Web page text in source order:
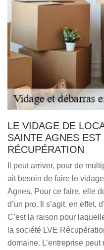
LE VIDAGE DE
SAINTE AGNES
RÉCUPÉRATION
Il peut arriver, pour de
ait besoin de faire le
Agnes. Pour ce faire, elle
d’un pro. Il s’agit, en effet,
C’est la raison pour
la société LVE
domaine. L’entreprise